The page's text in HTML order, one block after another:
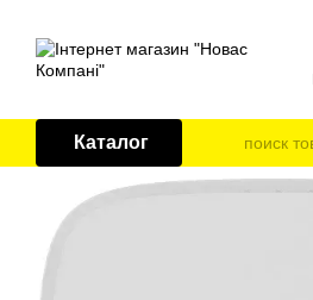
Каталог